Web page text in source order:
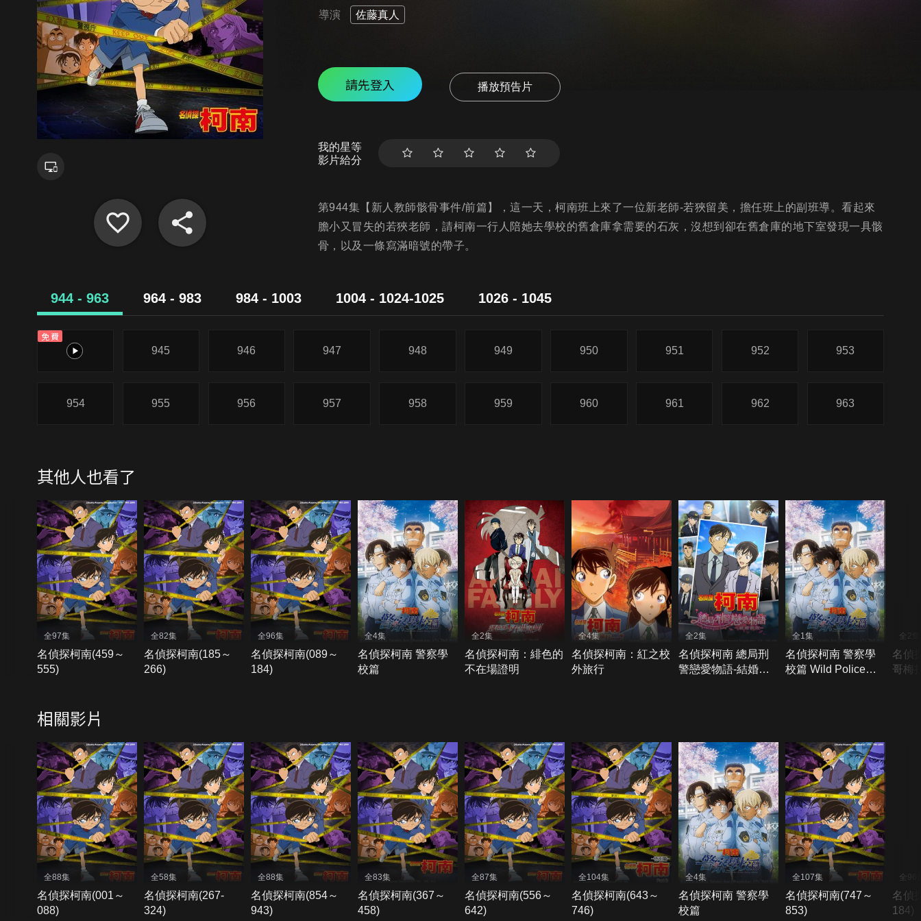
導演 佐藤真人
請先登入 播放預告片
我的星等
影片給分
第944集【新人教師骸骨事件/前篇】，這一天，柯南班上來了一位新老師-若狹留美，擔任班上的副班導。看起來
膽小又冒失的若狹老師，請柯南一行人陪她去學校的舊倉庫拿需要的石灰，沒想到卻在舊倉庫的地下室發現一具骸
骨，以及一條寫滿暗號的帶子。
944 - 963 964 - 983 984 - 1003 1004 - 1024-1025 1026 - 1045
免費
944
945 946 947 948 949 950 951 952 953
954 955 956 957 958 959 960 961 962 963
其他人也看了
全97集
名偵探柯南(459～
555)
全82集
名偵探柯南(185～
266)
全96集
名偵探柯南(089～
184)
全4集
名偵探柯南 警察學
校篇
全2集
名偵探柯南：緋色的
不在場證明
全4集
名偵探柯南：紅之校
外旅行
全2集
名偵探柯南 總局刑
警戀愛物語-結婚前
全1集
名偵探柯南 警察學
校篇 Wild Police
全2集
名偵
哥梅
相關影片
全88集
名偵探柯南(001～
088)
全58集
名偵探柯南(267-
324)
全88集
名偵探柯南(854～
943)
全83集
名偵探柯南(367～
458)
全87集
名偵探柯南(556～
642)
全104集
名偵探柯南(643～
746)
全4集
名偵探柯南 警察學
校篇
全107集
名偵探柯南(747～
853)
全96
名偵
184)